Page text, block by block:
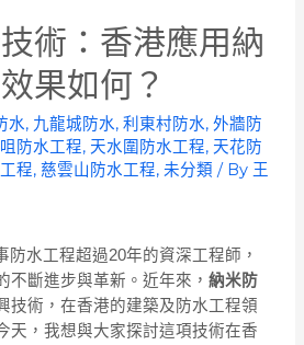
術：香港應用納
果如何？
水, 九龍城防水,利東村防水,外牆防
防水工程, 天水圍防水工程, 天花防
程,慈雲山防水工程,未分類 / By 王
防水工程超過20年的資深工程師，
不斷進步與革新。近年來， 納米防
技術，在香港的建築及防水工程領
天，我想與大家探討這項技術在香